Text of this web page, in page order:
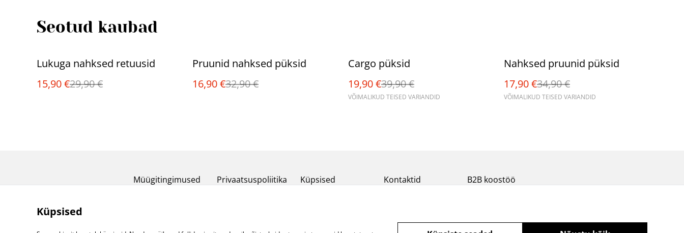
Seotud kaubad
%
Lukuga nahksed retuusid
15,90 €29,90 €
%
Pruunid nahksed püksid
16,90 €32,90 €
%
Cargo püksid
19,90 €39,90 €
VÕIMALIKUD TEISED VARIANDID
%
Nahksed pruunid püksid
17,90 €34,90 €
VÕIMALIKUD TEISED VARIANDID
Müügitingimused Privaatsuspoliitika Küpsised Kontaktid B2B koostöö
Küpsised